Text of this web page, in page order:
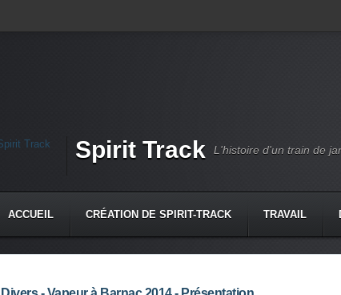
Spirit Track L'histoire d'un train de
ACCUEIL CRÉATION DE SPIRIT-TRACK TRAVAIL